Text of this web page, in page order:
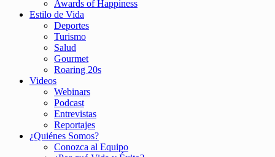
Awards of Happiness
Estilo de Vida
Deportes
Turismo
Salud
Gourmet
Roaring 20s
Videos
Webinars
Podcast
Entrevistas
Reportajes
¿Quiénes Somos?
Conozca al Equipo